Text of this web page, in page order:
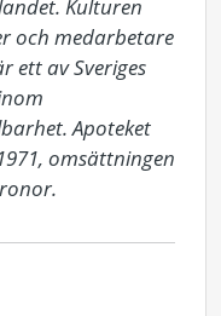
Kulturen
och medarbetare
ett av Sveriges
Apoteket
omsättningen